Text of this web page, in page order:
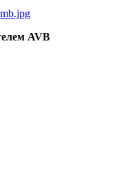
AVB